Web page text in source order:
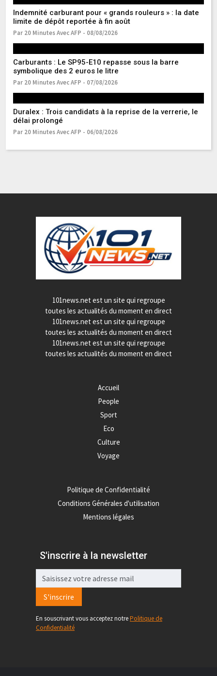
Indemnité carburant pour « grands rouleurs » : la date
limite de dépôt reportée à fin août
Par 20 Minutes Avec AFP - 08/08/2026
Carburants : Le SP95-E10 repasse sous la barre
symbolique des 2 euros le litre
Par 20 Minutes Avec AFP - 07/08/2026
Duralex : Trois candidats à la reprise de la verrerie, le
délai prolongé
Par 20 Minutes Avec AFP - 06/08/2026
101news.net est un site qui regroupe
toutes les actualités du moment en direct
101news.net est un site qui regroupe
toutes les actualités du moment en direct
101news.net est un site qui regroupe
toutes les actualités du moment en direct
Accueil
People
Sport
Eco
Culture
Voyage
Politique de Confidentialité
Conditions Générales d'utilisation
Mentions légales
S'inscrire à la newsletter
S'inscrire
En souscrivant vous acceptez notrePolitique de
Confidentialité